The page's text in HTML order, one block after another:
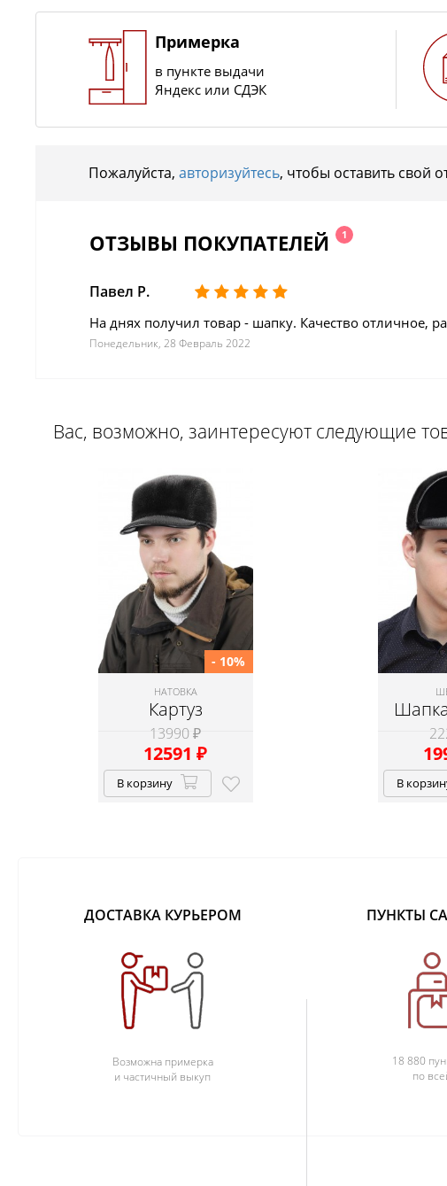
Примерка
в пункте выдачи
Яндекс или СДЭК
Пожалуйста, авторизуйтесь, чтобы оставить свой
ОТЗЫВЫ ПОКУПАТЕЛЕЙ 1
Павел Р.
На днях получил товар - шапку. Качество отличное,
Понедельник, 28 Февраль 2022
Вас, возможно, заинтересуют следующие
НАТОВКА
Картуз
13990 ₽
12591 ₽
- 10%
В корзину В
ДОСТАВКА КУРЬЕРОМ
Возможна примерка
и частичный выкуп
ПУНКТЫ
18 880
по